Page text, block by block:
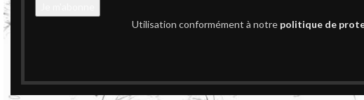
Utilisation conformément à notre politique de